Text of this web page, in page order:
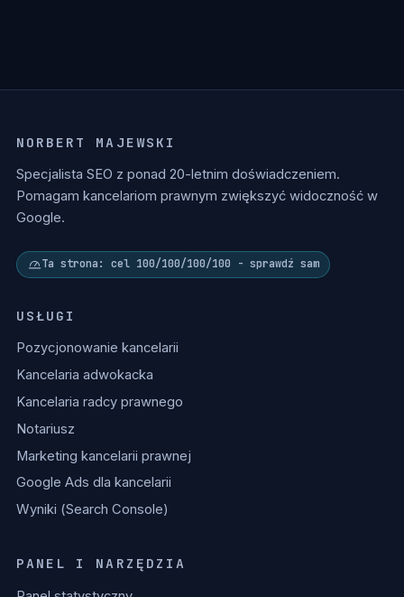
NORBERT MAJEWSKI
Specjalista SEO z ponad 20-letnim doświadczeniem.
Pomagam kancelariom prawnym zwiększyć widoczność w
Google.
Ta strona: cel 100/100/100/100 - sprawdź sam
USŁUGI
Pozycjonowanie kancelarii
Kancelaria adwokacka
Kancelaria radcy prawnego
Notariusz
Marketing kancelarii prawnej
Google Ads dla kancelarii
Wyniki (Search Console)
PANEL I NARZĘDZIA